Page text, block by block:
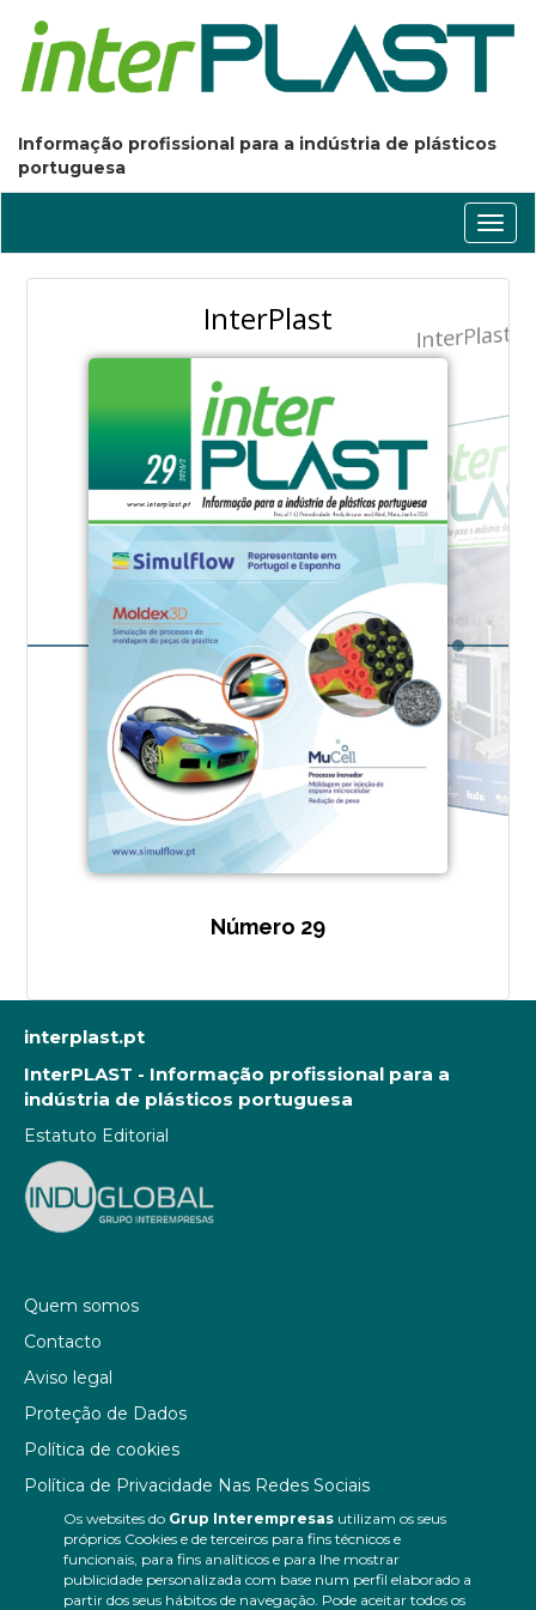
Os websites do Grup Interempresasutilizam os seus
próprios Cookies e de terceiros para fins técnicos e
funcionais, para fins analíticos e para lhe mostrar
publicidade personalizada com base num perfil elaborado a
partir dos seus hábitos de navegação. Pode aceitar todos os
Informação profissional para a indústria de plásticos
portuguesa
Número 28 Número 27
InterPlast
Número 29
InterPlast
interplast.pt
InterPLAST - Informação profissional para a
indústria de plásticos portuguesa
Estatuto Editorial
Quem somos
Contacto
Aviso legal
Proteção de Dados
Política de cookies
Política de Privacidade Nas Redes Sociais
Canal de denúncias
Colaborações editoriais